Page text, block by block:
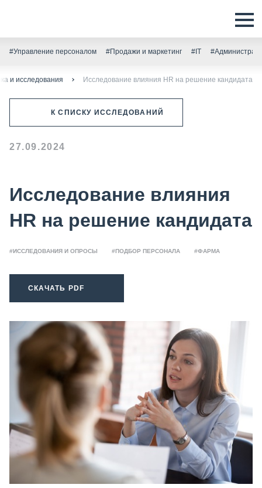
#Управление персоналом #Продажи и маркетинг #IT
и исследования Исследование влияния HR на решение кандидата
К СПИСКУ ИССЛЕДОВАНИЙ
27.09.2024
Исследование влияния
HR на решение кандидата
#ИССЛЕДОВАНИЯ И ОПРОСЫ #ПОДБОР ПЕРСОНАЛА #ФАРМА
СКАЧАТЬ PDF